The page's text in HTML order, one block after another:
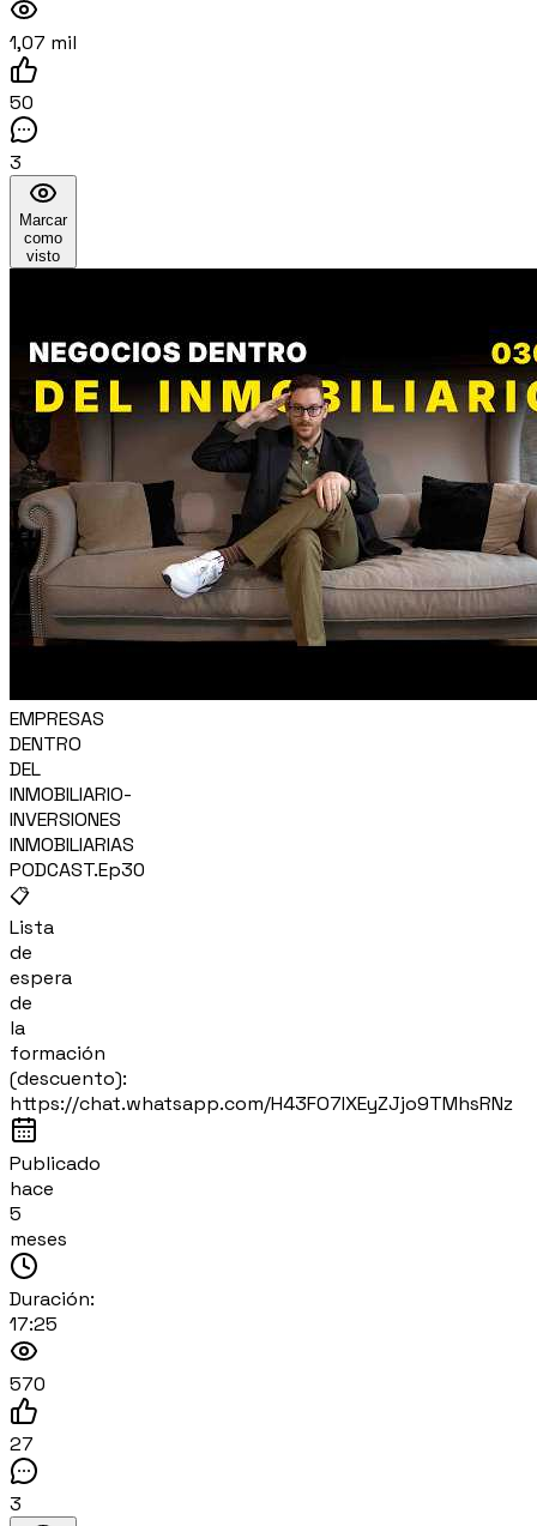
1,07 mil
50
3
Marcar
como
visto
EMPRESAS
DENTRO
DEL
INMOBILIARIO-
INVERSIONES
INMOBILIARIAS
PODCAST.Ep30
📋
Lista
de
espera
de
la
formación
(descuento):
https://chat.whatsapp.com/H43FO7IXEyZJjo9TMhsRNz
Publicado
hace
5
meses
Duración:
17:25
570
27
3